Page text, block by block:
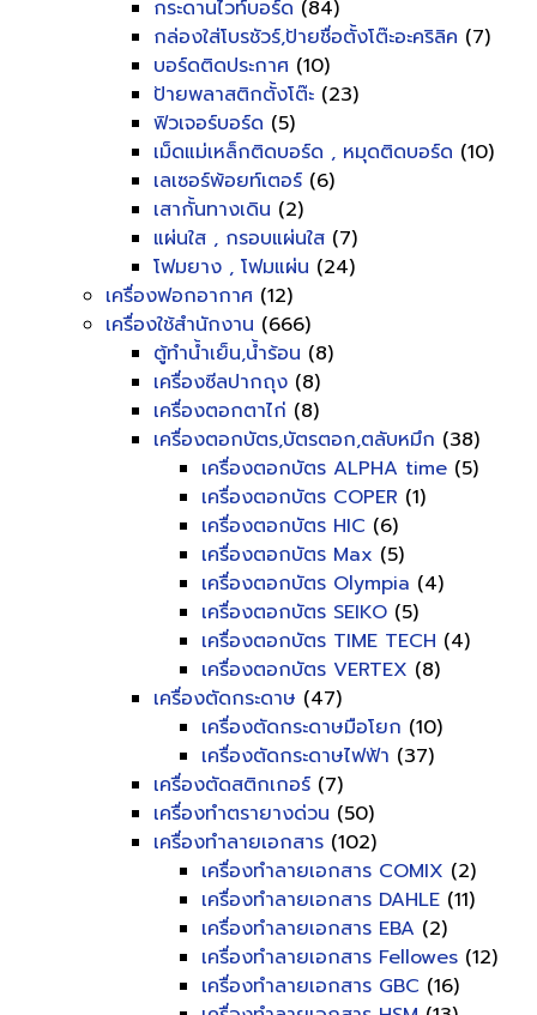
กระดานไวท์บอร์ด (84)
กล่องใส่โบรชัวร์,ป้ายชื่อตั้งโต๊ะอะคริลิค (7)
บอร์ดติดประกาศ (10)
ป้ายพลาสติกตั้งโต๊ะ (23)
ฟิวเจอร์บอร์ด (5)
เม็ดแม่เหล็กติดบอร์ด , หมุดติดบอร์ด (10)
เลเซอร์พ้อยท์เตอร์ (6)
เสากั้นทางเดิน (2)
แผ่นใส , กรอบแผ่นใส (7)
โฟมยาง , โฟมแผ่น (24)
เครื่องฟอกอากาศ (12)
เครื่องใช้สำนักงาน (666)
ตู้ทำน้ำเย็น,น้ำร้อน (8)
เครื่องซีลปากถุง (8)
เครื่องตอกตาไก่ (8)
เครื่องตอกบัตร,บัตรตอก,ตลับหมึก (38)
เครื่องตอกบัตร ALPHA time (5)
เครื่องตอกบัตร COPER (1)
เครื่องตอกบัตร HIC (6)
เครื่องตอกบัตร Max (5)
เครื่องตอกบัตร Olympia (4)
เครื่องตอกบัตร SEIKO (5)
เครื่องตอกบัตร TIME TECH (4)
เครื่องตอกบัตร VERTEX (8)
เครื่องตัดกระดาษ (47)
เครื่องตัดกระดาษมือโยก (10)
เครื่องตัดกระดาษไฟฟ้า (37)
เครื่องตัดสติกเกอร์ (7)
เครื่องทำตรายางด่วน (50)
เครื่องทำลายเอกสาร (102)
เครื่องทำลายเอกสาร COMIX (2)
เครื่องทำลายเอกสาร DAHLE (11)
เครื่องทำลายเอกสาร EBA (2)
เครื่องทำลายเอกสาร Fellowes (12)
เครื่องทำลายเอกสาร GBC (16)